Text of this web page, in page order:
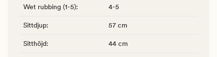
Wet rubbing (1-5): 4-5
Sittdjup: 57 cm
Sitthöjd: 44 cm